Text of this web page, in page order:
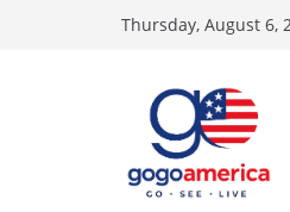
Thursday, August 6,